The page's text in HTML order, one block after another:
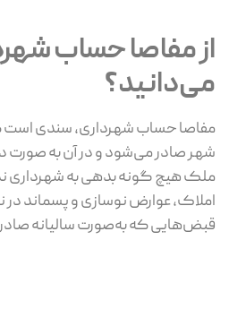
از مفاصا حساب
می‌دانید؟
مفاصا حساب شهرداری، سندی
شهر صادر می‌شود و در آن به صورت
ملک هیچ گونه بدهی به شهرداری
املاک، عوارض نوسازی و پسماند در
قبض‌هایی که به‌صورت سالیانه